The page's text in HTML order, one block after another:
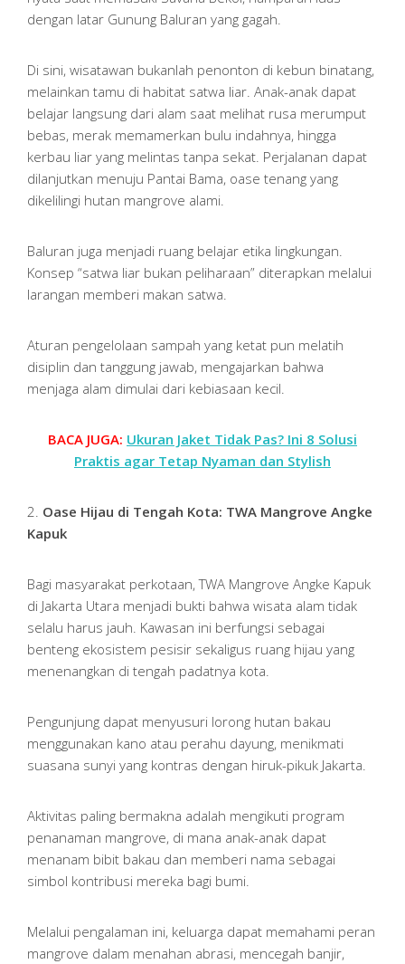
dengan latar Gunung Baluran yang gagah.
Di sini, wisatawan bukanlah penonton di kebun binatang,
melainkan tamu di habitat satwa liar. Anak-anak dapat
belajar langsung dari alam saat melihat rusa merumput
bebas, merak memamerkan bulu indahnya, hingga
kerbau liar yang melintas tanpa sekat. Perjalanan dapat
dilanjutkan menuju Pantai Bama, oase tenang yang
dikelilingi hutan mangrove alami.
Baluran juga menjadi ruang belajar etika lingkungan.
Konsep “satwa liar bukan peliharaan” diterapkan melalui
larangan memberi makan satwa.
Aturan pengelolaan sampah yang ketat pun melatih
disiplin dan tanggung jawab, mengajarkan bahwa
menjaga alam dimulai dari kebiasaan kecil.
BACA JUGA: Ukuran Jaket Tidak Pas? Ini 8 Solusi
Praktis agar Tetap Nyaman dan Stylish
2. Oase Hijau di Tengah Kota: TWA Mangrove Angke
Kapuk
Bagi masyarakat perkotaan, TWA Mangrove Angke Kapuk
di Jakarta Utara menjadi bukti bahwa wisata alam tidak
selalu harus jauh. Kawasan ini berfungsi sebagai
benteng ekosistem pesisir sekaligus ruang hijau yang
menenangkan di tengah padatnya kota.
Pengunjung dapat menyusuri lorong hutan bakau
menggunakan kano atau perahu dayung, menikmati
suasana sunyi yang kontras dengan hiruk-pikuk Jakarta.
Aktivitas paling bermakna adalah mengikuti program
penanaman mangrove, di mana anak-anak dapat
menanam bibit bakau dan memberi nama sebagai
simbol kontribusi mereka bagi bumi.
Melalui pengalaman ini, keluarga dapat memahami peran
mangrove dalam menahan abrasi, mencegah banjir,